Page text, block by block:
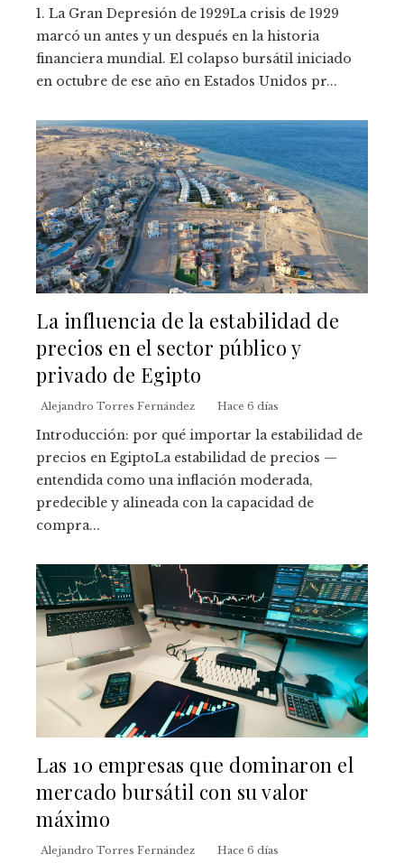
1. La Gran Depresión de 1929La crisis de 1929
marcó un antes y un después en la historia
financiera mundial. El colapso bursátil iniciado
en octubre de ese año en Estados Unidos pr...
La influencia de la estabilidad de
precios en el sector público y
privado de Egipto
Alejandro Torres Fernández Hace 6 días
Introducción: por qué importar la estabilidad de
precios en EgiptoLa estabilidad de precios —
entendida como una inflación moderada,
predecible y alineada con la capacidad de
compra...
Las 10 empresas que dominaron el
mercado bursátil con su valor
máximo
Alejandro Torres Fernández Hace 6 días